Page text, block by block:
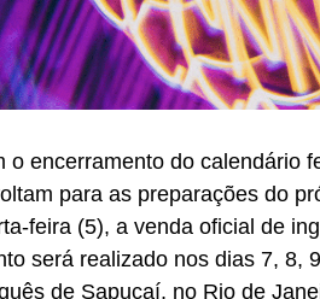
o encerramento do calendário
para as preparações do
feira (5), a venda oficial de
será realizado nos dias 7, 8,
de Sapucaí, no Rio de